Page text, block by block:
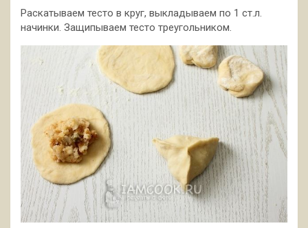
Раскатываем тесто в круг, выкладываем по 1 ст.л.
начинки. Защипываем тесто треугольником.